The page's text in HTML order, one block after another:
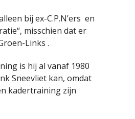
bij ex-C.P.N’ers en
misschien dat er
Links .
is hij al vanaf 1980
Sneevliet kan, omdat
kadertraining zijn